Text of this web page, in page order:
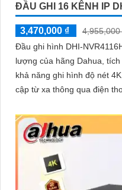
ĐẦU GHI 16 KÊNH IP
3,470,000 ₫
4,955,000
Đầu ghi hình DHI-
lượng của hãng Dahua, tích
khả năng ghi hình độ nét
cập từ xa thông qua điện